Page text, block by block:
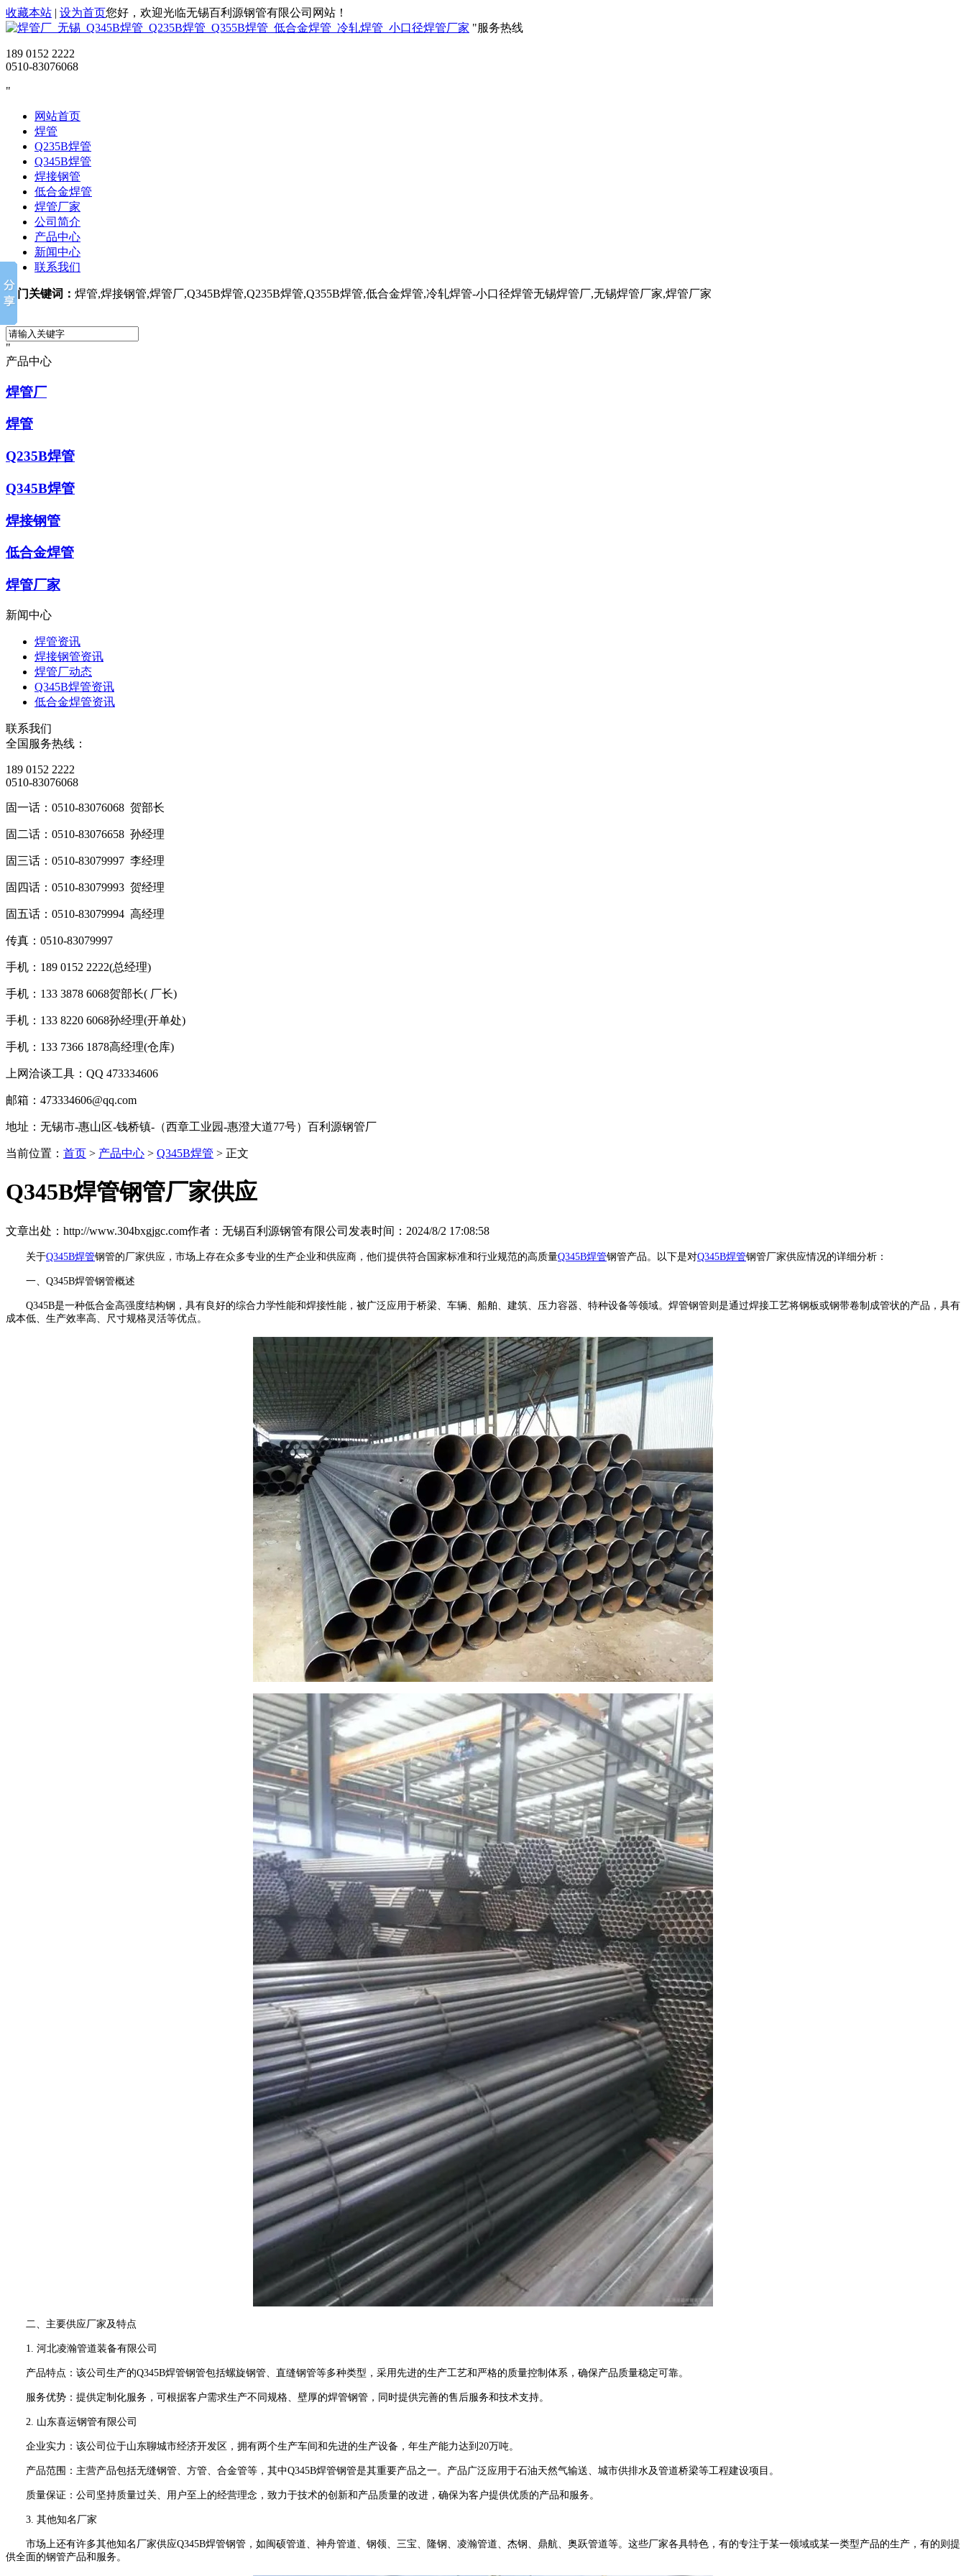
收藏本站 | 设为首页您好，欢迎光临无锡百利源钢管有限公司网站！
服务热线
189 0152 2222
0510-83076068
网站首页
焊管
Q235B焊管
Q345B焊管
焊接钢管
低合金焊管
焊管厂家
公司简介
产品中心
新闻中心
联系我们
热门关键词： 焊管,焊接钢管,焊管厂,Q345B焊管,Q235B焊管,Q355B焊管,低合金焊管,冷轧焊管-小口径焊管无锡焊管厂,无锡焊管厂家,焊管厂家
产品中心
焊管厂
焊管
Q235B焊管
Q345B焊管
焊接钢管
低合金焊管
焊管厂家
新闻中心
焊管资讯
焊接钢管资讯
焊管厂动态
Q345B焊管资讯
低合金焊管资讯
联系我们
全国服务热线：
189 0152 2222
0510-83076068
固一话：0510-83076068 贺部长
固二话：0510-83076658 孙经理
固三话：0510-83079997 李经理
固四话：0510-83079993 贺经理
固五话：0510-83079994 高经理
传真：0510-83079997
手机：189 0152 2222(总经理)
手机：133 3878 6068贺部长( 厂长)
手机：133 8220 6068孙经理(开单处)
手机：133 7366 1878高经理(仓库)
上网洽谈工具：QQ 473334606
邮箱：473334606@qq.com
地址：无锡市-惠山区-钱桥镇-（西章工业园-惠澄大道77号）百利源钢管厂
当前位置： 首页 > 产品中心 > Q345B焊管 > 正文
Q345B焊管钢管厂家供应
文章出处：http://www.304bxgjgc.com作者：无锡百利源钢管有限公司 发表时间：2024/8/2 17:08:58
关于Q345B焊管钢管的厂家供应，市场上存在众多专业的生产企业和供应商，他们提供符合国家标准和行业规范的高质量Q345B焊管钢管产品。以下是对Q345B焊管钢管厂家供应情况的详细分析：
一、Q345B焊管钢管概述
Q345B是一种低合金高强度结构钢，具有良好的综合力学性能和焊接性能，被广泛应用于桥梁、车辆、船舶、建筑、压力容器、特种设备等领域。焊管钢管则是通过焊接工艺将钢板或钢带卷制成管状的产品，具有
成本低、生产效率高、尺寸规格灵活等优点。
二、主要供应厂家及特点
1. 河北凌瀚管道装备有限公司
产品特点：该公司生产的Q345B焊管钢管包括螺旋钢管、直缝钢管等多种类型，采用先进的生产工艺和严格的质量控制体系，确保产品质量稳定可靠。
服务优势：提供定制化服务，可根据客户需求生产不同规格、壁厚的焊管钢管，同时提供完善的售后服务和技术支持。
2. 山东喜运钢管有限公司
企业实力：该公司位于山东聊城市经济开发区，拥有两个生产车间和先进的生产设备，年生产能力达到20万吨。
产品范围：主营产品包括无缝钢管、方管、合金管等，其中Q345B焊管钢管是其重要产品之一。产品广泛应用于石油天然气输送、城市供排水及管道桥梁等工程建设项目。
质量保证：公司坚持质量过关、用户至上的经营理念，致力于技术的创新和产品质量的改进，确保为客户提供优质的产品和服务。
3. 其他知名厂家
市场上还有许多其他知名厂家供应Q345B焊管钢管，如闽硕管道、神舟管道、钢领、三宝、隆钢、凌瀚管道、杰钢、鼎航、奥跃管道等。这些厂家各具特色，有的专注于某一领域或某一类型产品的生产，有的则提
供全面的钢管产品和服务。